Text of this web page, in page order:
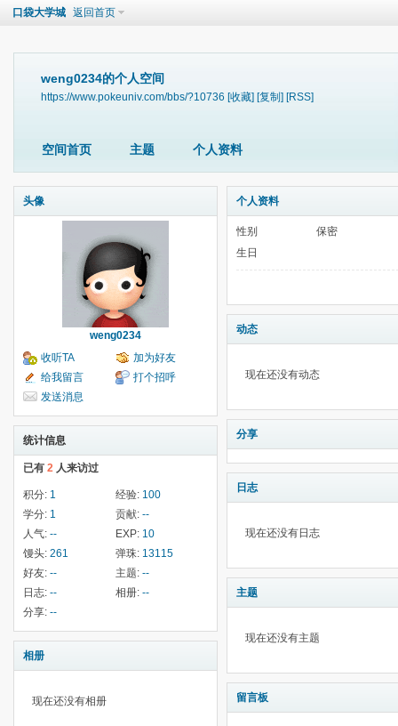
口袋大学城 返回首页
weng0234的个人空间
https://www.pokeuniv.com/bbs/?10736 [收藏] [复制] [RSS]
空间首页 主题 个人资料
头像
weng0234
收听TA
加为好友
给我留言
打个招呼
发送消息
统计信息
已有 2 人来访过
积分: 1 经验: 100
学分: 1 贡献: --
人气: -- EXP: 10
馒头: 261 弹珠: 13115
好友: -- 主题: --
日志: -- 相册: --
分享: --
相册
现在还没有相册
个人资料
性别
保密
生日
动态
现在还没有动态
分享
日志
现在还没有日志
主题
现在还没有主题
留言板